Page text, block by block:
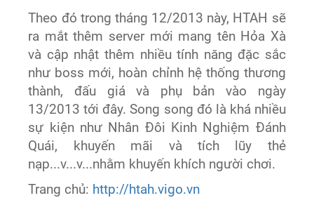
Theo đó trong tháng 12/2013 này, HTAH sẽ
ra mắt thêm server mới mang tên Hỏa Xà
và cập nhật thêm nhiều tính năng đặc sắc
như boss mới, hoàn chỉnh hệ thống thương
thành, đấu giá và phụ bản vào ngày
13/2013 tới đây. Song song đó là khá nhiều
sự kiện như Nhân Đôi Kinh Nghiệm Đánh
Quái, khuyến mãi và tích lũy thẻ
nạp...v...v...nhằm khuyến khích người chơi.
Trang chủ: http://htah.vigo.vn